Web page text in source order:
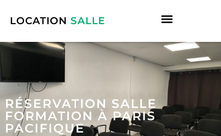
LOCATION SALLE
RÉSERVATION SALLE
FORMATION À PARIS
PACIFIQUE